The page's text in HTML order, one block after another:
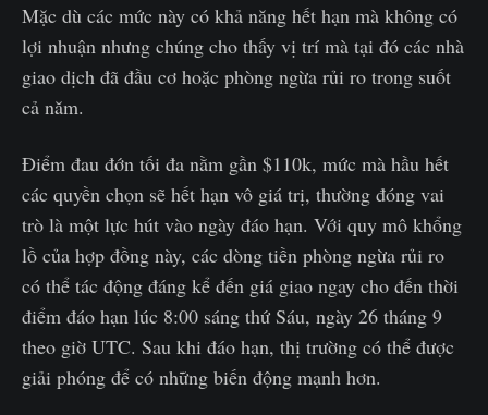
Mặc dù các mức này có khả năng hết hạn mà không có
lợi nhuận nhưng chúng cho thấy vị trí mà tại đó các nhà
giao dịch đã đầu cơ hoặc phòng ngừa rủi ro trong suốt
cả năm.
Điểm đau đớn tối đa nằm gần $110k, mức mà hầu hết
các quyền chọn sẽ hết hạn vô giá trị, thường đóng vai
trò là một lực hút vào ngày đáo hạn. Với quy mô khổng
lồ của hợp đồng này, các dòng tiền phòng ngừa rủi ro
có thể tác động đáng kể đến giá giao ngay cho đến thời
điểm đáo hạn lúc 8:00 sáng thứ Sáu, ngày 26 tháng 9
theo giờ UTC. Sau khi đáo hạn, thị trường có thể được
giải phóng để có những biến động mạnh hơn.